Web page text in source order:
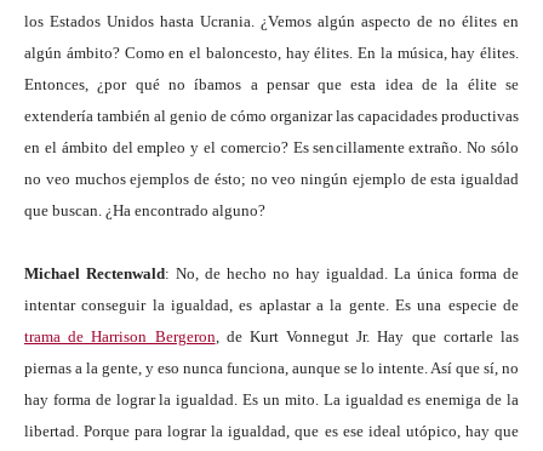
los Estados Unidos hasta Ucrania. ¿Vemos algún aspecto de no élites en
algún ámbito? Como en el baloncesto, hay élites. En la música, hay élites.
Entonces, ¿por qué no íbamos a pensar que esta idea de la élite se
extendería también al genio de cómo organizar las capacidades productivas
en el ámbito del empleo y el comercio? Es sencillamente extraño. No sólo
no veo muchos ejemplos de ésto; no veo ningún ejemplo de esta igualdad
que buscan. ¿Ha encontrado alguno?
Michael Rectenwald: No, de hecho no hay igualdad. La única forma de
intentar conseguir la igualdad, es aplastar a la gente. Es una especie de
trama de Harrison Bergeron , de Kurt Vonnegut Jr. Hay que cortarle las
piernas a la gente, y eso nunca funciona, aunque se lo intente. Así que sí, no
hay forma de lograr la igualdad. Es un mito. La igualdad es enemiga de la
libertad. Porque para lograr la igualdad, que es ese ideal utópico, hay que